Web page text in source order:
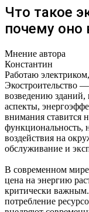
Что такое
почему оно
Мнение автора
Константин
Работаю
Экостроительство
возведению зданий,
аспекты,
внимания ставится
функциональность,
воздействия на
обслуживание и
В современном
цена на энергию
критически важным.
потребление